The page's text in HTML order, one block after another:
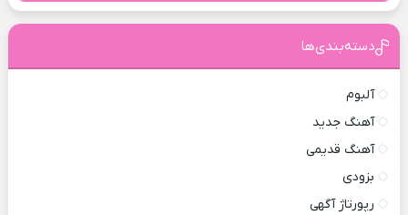
دسته‌بندی‌ها
آلبوم
آهنگ جدید
آهنگ قدیمی
بزودی
رپورتاژ آگهی